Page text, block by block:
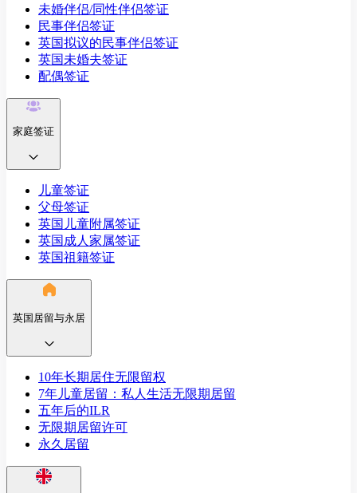
未婚伴侣/同性伴侣签证
民事伴侣签证
英国拟议的民事伴侣签证
英国未婚夫签证
配偶签证
家庭签证
儿童签证
父母签证
英国儿童附属签证
英国成人家属签证
英国祖籍签证
英国居留与永居
10年长期居住无限留权
7年儿童居留：私人生活无限期居留
五年后的ILR
无限期居留许可
永久居留